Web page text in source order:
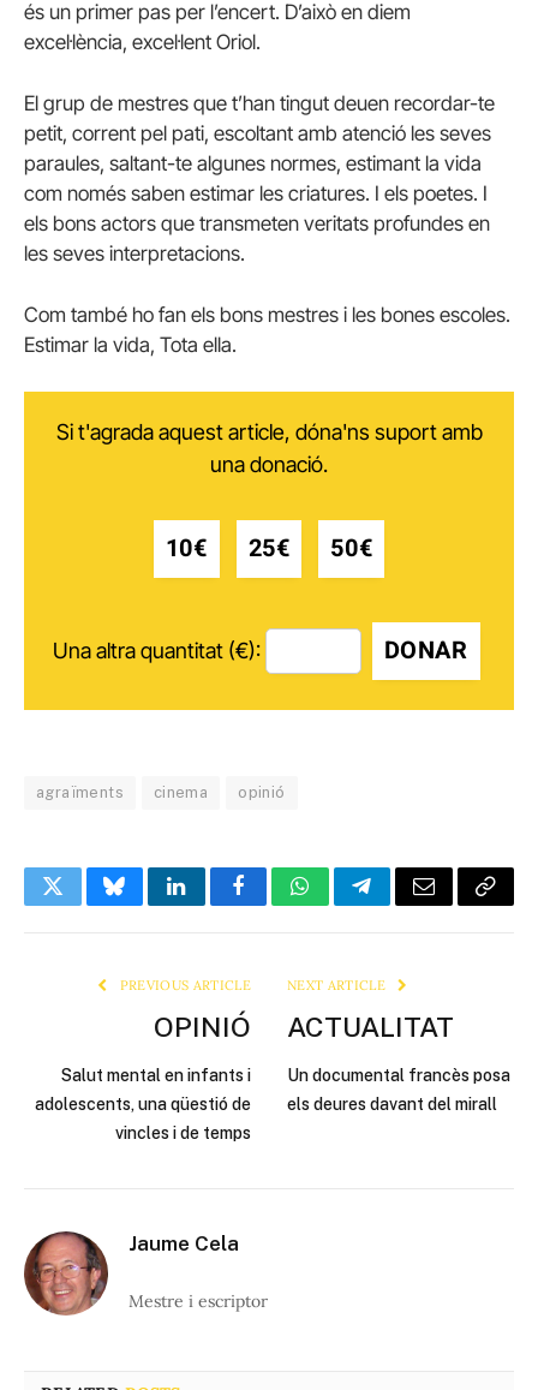
és un primer pas per l’encert. D’això en diem
excel·lència, excel·lent Oriol.
El grup de mestres que t’han tingut deuen recordar-te
petit, corrent pel pati, escoltant amb atenció les seves
paraules, saltant-te algunes normes, estimant la vida
com només saben estimar les criatures. I els poetes. I
els bons actors que transmeten veritats profundes en
les seves interpretacions.
Com també ho fan els bons mestres i les bones escoles.
Estimar la vida, Tota ella.
Si t'agrada aquest article, dóna'ns suport amb
una donació.
10€ 25€ 50€
Una altra quantitat (€): DONAR
agraïments cinema opinió
TwitterBlueskyLinkedInFacebookWhatsAppTelegramEmail Copy
PREVIOUS ARTICLE
OPINIÓ
Salut mental en infants i
adolescents, una qüestió de
vincles i de temps
NEXT ARTICLE
ACTUALITAT
Un documental francès posa
els deures davant del mirall
Jaume Cela
Mestre i escriptor